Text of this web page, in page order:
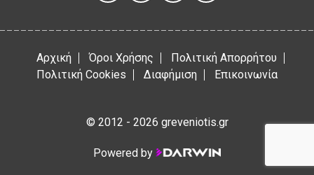
Αρχική Όροι Χρήσης
Πολιτική Απορρήτου
Πολιτική Cookies
Διαφήμιση Επικοινωνία
© 2012 - 2026 greveniotis.gr
Powered by